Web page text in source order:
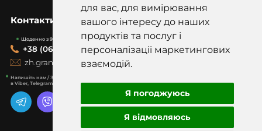
для вас, для вимірювання
вашого інтересу до наших
продуктів та послуг і
персоналізації маркетингових
взаємодій.
Я погоджуюсь
Я відмовляюсь
Контакти
Щоденно з 9:00-19:00
+38 (067) 418-20-20
zh.graniti@gmail.com
Напишіть нам / Задайте питання
в Viber, Telegram, WhatsApp